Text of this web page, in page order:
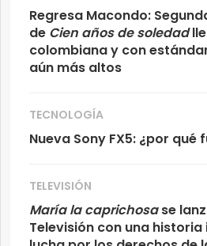
Regresa Macondo:
de Cien años de soledad
colombiana y con
aún más altos
TECNOLOGÍA
Nueva Sony FX5: ¿por qué
TELEVISIÓN
María la caprichosase
Televisión con una